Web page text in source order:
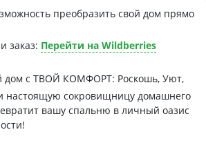
преобразить свой дом прямо
заказ: Перейти на Wildberries
дом с ТВОЙ КОМФОРТ: Роскошь, Уют,
настоящую сокровищницу домашнего
вашу спальню в личный оазис